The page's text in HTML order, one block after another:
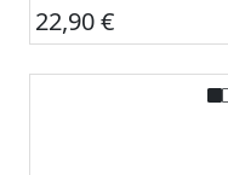
22,90 €